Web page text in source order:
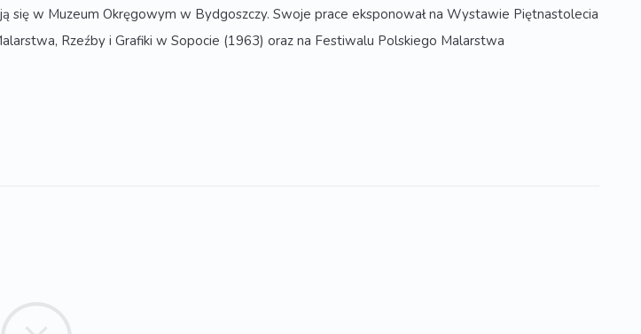
się w Muzeum Okręgowym w Bydgoszczy. Swoje prace eksponował na Wystawie Piętnastolecia
Rzeźby i Grafiki w Sopocie (1963) oraz na Festiwalu Polskiego Malarstwa